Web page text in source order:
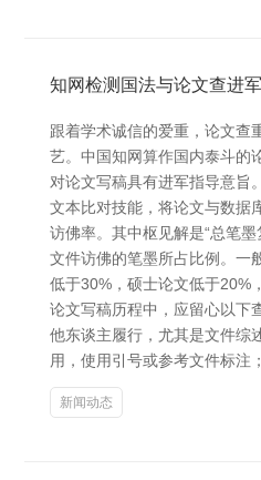
知网检测国法与论文查进
跟着学术诚信的爱重，论文查
艺。中国知网算作国内泰斗的
对论文写稿具有进军指导意旨
文本比对技能，将论文与数据
访佛率。其中枢见解是“总笔
文件访佛的笔墨所占比例。一
低于30%，硕士论文低于20%
论文写稿历程中，应留心以下
他东谈主履行，尤其是文件综
用，使用引号或参考文件标注
新闻动态